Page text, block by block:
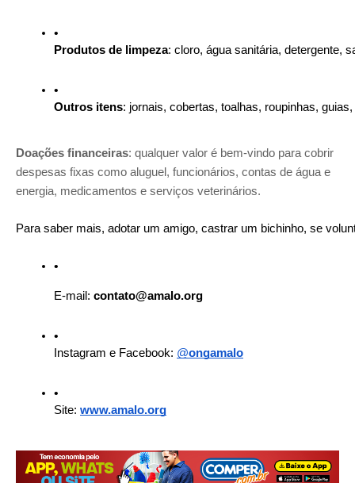
Produtos de limpeza: cloro, água sanitária, detergente,
Outros itens: jornais, cobertas, toalhas, roupinhas,
Doações financeiras: qualquer valor é bem-vindo para cobrir
despesas fixas como aluguel, funcionários, contas de água e
energia, medicamentos e serviços veterinários.
Para saber mais, adotar um amigo, castrar um bichinho, se
E-mail: contato@amalo.org
Instagram e Facebook: @ongamalo
Site: www.amalo.org